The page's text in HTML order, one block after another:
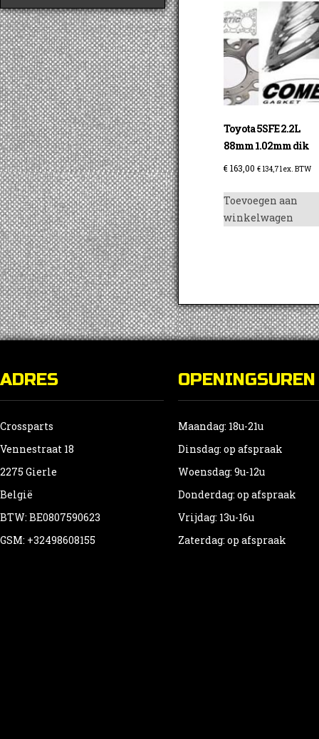
Toyota 5SFE 2.2L
88mm 1.02mm dik
€163,00 € 134,71 ex. BTW
Toevoegen aan
winkelwagen
ADRES
Crossparts
Vennestraat 18
2275 Gierle
België
BTW: BE0807590623
GSM: +32498608155
OPENINGSUREN
Maandag: 18u-21u
Dinsdag: op afspraak
Woensdag: 9u-12u
Donderdag: op afspraak
Vrijdag: 13u-16u
Zaterdag: op afspraak